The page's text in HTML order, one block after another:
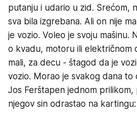
putanju i udario u zid. Srećom,
sva bila izgrebana. Ali on nije
je vozio. Voleo je svoju mašinu.
o kvadu, motoru ili električnom
mali, za decu - štagod da je
vozio. Morao je svakog dana to
Jos Ferštapen jednom
njegov sin odrastao na kartingu: